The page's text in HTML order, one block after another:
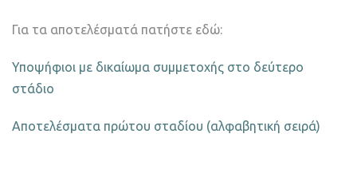
Για τα αποτελέσματά πατήστε εδώ:
Υποψήφιοι με δικαίωμα συμμετοχής στο δεύτερο
στάδιο
Αποτελέσματα πρώτου σταδίου (αλφαβητική σειρά)